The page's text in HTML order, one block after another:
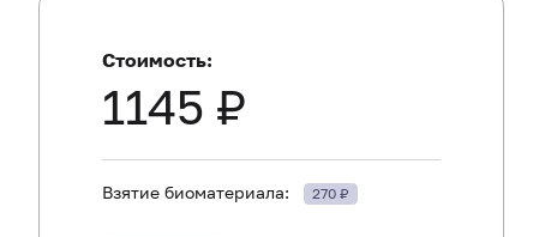
Стоимость:
1145 ₽
Взятие биоматериала: 270 ₽